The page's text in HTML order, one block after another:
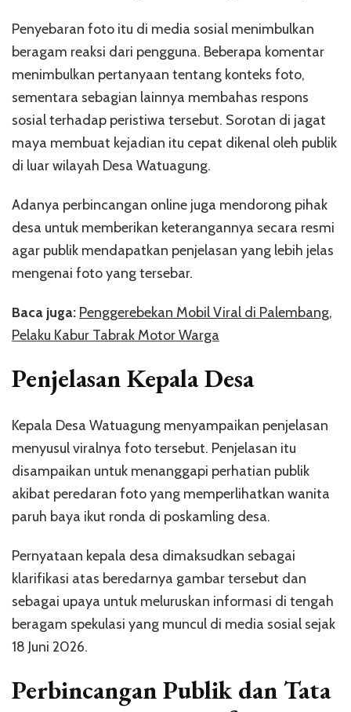
Penyebaran foto itu di media sosial menimbulkan
beragam reaksi dari pengguna. Beberapa komentar
menimbulkan pertanyaan tentang konteks foto,
sementara sebagian lainnya membahas respons
sosial terhadap peristiwa tersebut. Sorotan di jagat
maya membuat kejadian itu cepat dikenal oleh publik
di luar wilayah Desa Watuagung.
Adanya perbincangan online juga mendorong pihak
desa untuk memberikan keterangannya secara resmi
agar publik mendapatkan penjelasan yang lebih jelas
mengenai foto yang tersebar.
Baca juga: Penggerebekan Mobil Viral di Palembang,
Pelaku Kabur Tabrak Motor Warga
Penjelasan Kepala Desa
Kepala Desa Watuagung menyampaikan penjelasan
menyusul viralnya foto tersebut. Penjelasan itu
disampaikan untuk menanggapi perhatian publik
akibat peredaran foto yang memperlihatkan wanita
paruh baya ikut ronda di poskamling desa.
Pernyataan kepala desa dimaksudkan sebagai
klarifikasi atas beredarnya gambar tersebut dan
sebagai upaya untuk meluruskan informasi di tengah
beragam spekulasi yang muncul di media sosial sejak
18 Juni 2026.
Perbincangan Publik dan Tata